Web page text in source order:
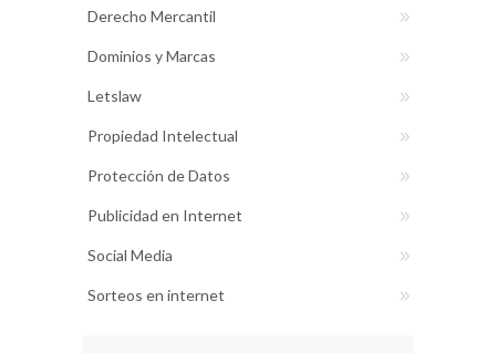
Derecho Mercantil
Dominios y Marcas
Letslaw
Propiedad Intelectual
Protección de Datos
Publicidad en Internet
Social Media
Sorteos en internet